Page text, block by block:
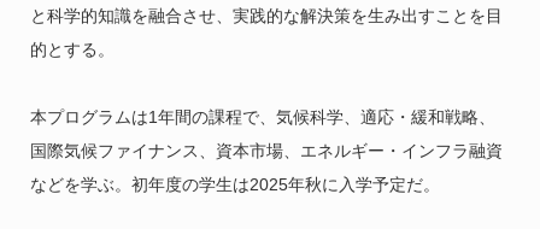
と科学的知識を融合させ、実践的な解決策を生み出すことを目
的とする。
本プログラムは1年間の課程で、気候科学、適応・緩和戦略、
国際気候ファイナンス、資本市場、エネルギー・インフラ融資
などを学ぶ。初年度の学生は2025年秋に入学予定だ。